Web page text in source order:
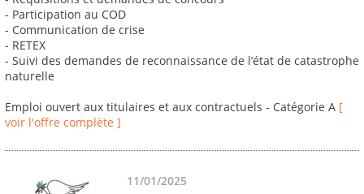
- Participation au COD
- Communication de crise
- RETEX
- Suivi des demandes de reconnaissance de l’état de catastrophe
naturelle
Emploi ouvert aux titulaires et aux contractuels - Catégorie A [
voir l'offre complète ]
11/01/2025